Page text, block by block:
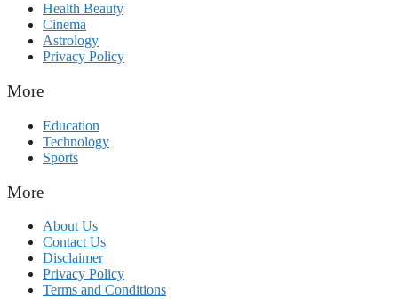
Health Beauty
Cinema
Astrology
Privacy Policy
More
Education
Technology
Sports
More
About Us
Contact Us
Disclaimer
Privacy Policy
Terms and Conditions